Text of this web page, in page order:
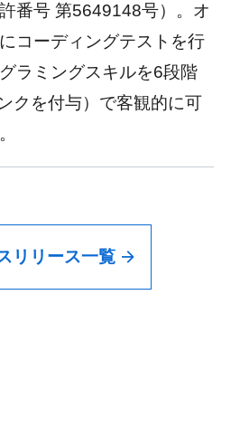
番号 第5649148号）。オ
コーディングテストを行
ラミングスキルを6段階
クを付与）で客観的に可
リリース一覧